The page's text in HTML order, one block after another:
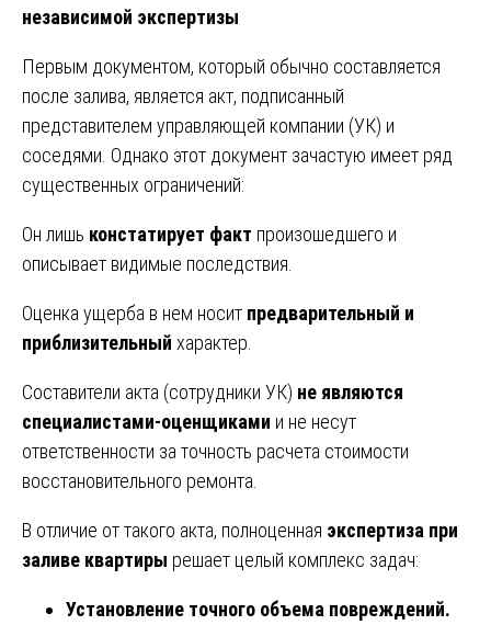
независимой экспертизы
Первым документом, который обычно составляется
после залива, является акт, подписанный
представителем управляющей компании (УК) и
соседями. Однако этот документ зачастую имеет ряд
существенных ограничений:
Он лишь констатирует факт произошедшего и
описывает видимые последствия.
Оценка ущерба в нем носит предварительный и
приблизительный характер.
Составители акта (сотрудники УК) не являются
специалистами-оценщиками и не несут
ответственности за точность расчета стоимости
восстановительного ремонта.
В отличие от такого акта, полноценная экспертиза при
заливе квартиры решает целый комплекс задач:
Установление точного объема повреждений.